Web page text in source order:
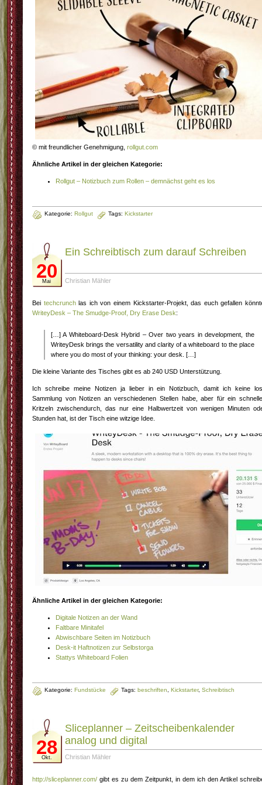
© mit freundlicher Genehmigung, rollgut.com
Ähnliche Artikel in der gleichen Kategorie:
Rollgut – Notizbuch zum Rollen – demnächst geht es los
Kategorie: Rollgut Tags: Kickstarter
20
Mai
Ein Schreibtisch zum darauf Schreiben
Christian Mähler
Bei techcrunchlas ich von einem Kickstarter-Projekt, das euch gefallen
WriteyDesk – The Smudge-Proof, Dry Erase Desk:
[…] A Whiteboard-Desk Hybrid – Over two years in development, the
WriteyDesk brings the versatility and clarity of a whiteboard to the place
where you do most of your thinking: your desk. […]
Die kleine Variante des Tisches gibt es ab 240 USD Unterstützung.
Ich schreibe meine Notizen ja lieber in ein Notizbuch, damit ich keine
Sammlung von Notizen an verschiedenen Stellen habe, aber für ein
Kritzeln zwischendurch, das nur eine Halbwertzeit von wenigen Minuten
Stunden hat, ist der Tisch eine witzige Idee.
Ähnliche Artikel in der gleichen Kategorie:
Digitale Notizen an der Wand
Faltbare Minitafel
Abwischbare Seiten im Notizbuch
Desk-it Haftnotizen zur Selbstorga
Stattys Whiteboard Folien
Kategorie: Fundstücke Tags: beschriften Kickstarter, Schreibtisch
28
Okt.
Sliceplanner – Zeitscheibenkalender
analog und digital
Christian Mähler
http://sliceplanner.com/ gibt es zu dem Zeitpunkt, in dem ich den Artikel